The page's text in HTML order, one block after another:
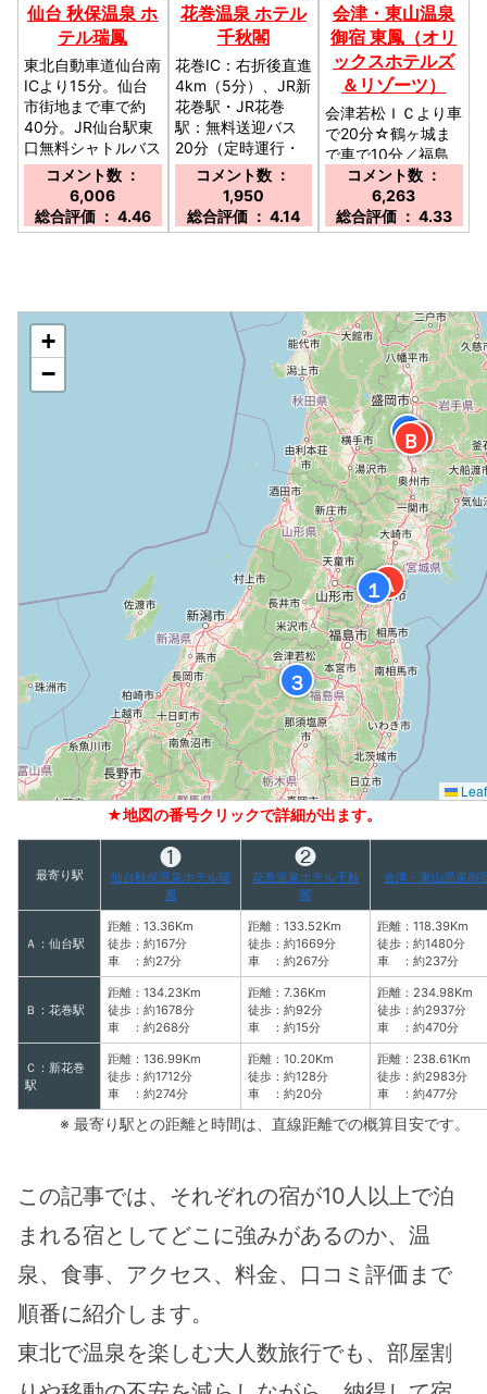
仙台 秋保温泉 ホ
テル瑞鳳
東北自動車道仙台南
ICより15分。仙台
市街地まで車で約
40分。JR仙台駅東
口無料シャトルバス
運行（※定員制のた
め要予約）／宮城県
仙台市太白区秋保町
湯元除26-1／駐車
駐車場へは送迎あ
り。／
コメント数 ：
6,006
総合評価 ： 4.46
花巻温泉 ホテル
千秋閣
花巻IC：右折後直進
4km（5分）、JR新
花巻駅・JR花巻
駅：無料送迎バス
20分（定時運行・
完全予約制）／岩手
県花巻市湯本第1地
割125／駐車場：有
り 600台 無料／
コメント数 ：
1,950
総合評価 ： 4.14
会津・東山温泉
御宿 東鳳（オリ
ックスホテルズ
＆リゾーツ）
会津若松ＩＣより車
で20分☆鶴ヶ城ま
で車で10分／福島
県会津若松市東山町
大字石山字院内706
／駐車場：有り
150台 無料 近隣
ざいます／
コメント数 ：
6,263
総合評価 ： 4.33
◆
Ａ
Ｂ
Ｃ
１
２
３
+
−
★地図の番号クリックで詳細が出ます。
最寄り駅
❶
仙台秋保温泉ホテル瑞
鳳
❷
花巻温泉ホテル千秋
閣
会津・東山温泉御
Ａ：仙台駅
距離：13.36Km
徒歩：約167分
車 ：約27分
距離：133.52Km
徒歩：約1669分
車 ：約267分
距離：118.39Km
徒歩：約1480分
車 ：約237分
Ｂ：花巻駅
距離：134.23Km
徒歩：約1678分
車 ：約268分
距離：7.36Km
徒歩：約92分
車 ：約15分
距離：234.98Km
徒歩：約2937分
車 ：約470分
Ｃ：新花巻
駅
距離：136.99Km
徒歩：約1712分
車 ：約274分
距離：10.20Km
徒歩：約128分
車 ：約20分
距離：238.61Km
徒歩：約2983分
車 ：約477分
※ 最寄り駅との距離と時間は、直線距離での概算目安です。
この記事では、それぞれの宿が10人以上で泊
まれる宿としてどこに強みがあるのか、温
泉、食事、アクセス、料金、口コミ評価まで
順番に紹介します。
東北で温泉を楽しむ大人数旅行でも、部屋割